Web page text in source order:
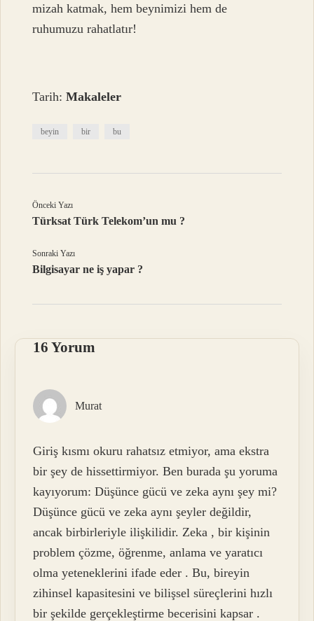
mizah katmak, hem beynimizi hem de
ruhumuzu rahatlatır!
Tarih:Makaleler
beyin bir bu
Önceki Yazı
Türksat Türk Telekom’un mu ?
Sonraki Yazı
Bilgisayar ne iş yapar ?
16 Yorum
Murat
Giriş kısmı okuru rahatsız etmiyor, ama ekstra
bir şey de hissettirmiyor. Ben burada şu yoruma
kayıyorum: Düşünce gücü ve zeka aynı şey mi?
Düşünce gücü ve zeka aynı şeyler değildir,
ancak birbirleriyle ilişkilidir. Zeka , bir kişinin
problem çözme, öğrenme, anlama ve yaratıcı
olma yeteneklerini ifade eder . Bu, bireyin
zihinsel kapasitesini ve bilişsel süreçlerini hızlı
bir şekilde gerçekleştirme becerisini kapsar .